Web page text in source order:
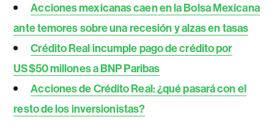
Acciones mexicanas caen en la Bolsa Mexicana
ante temores sobre una recesión y alzas en tasas
Crédito Real incumple pago de crédito por
US$50 millones a BNP Paribas
Acciones de Crédito Real: ¿qué pasará con el
resto de los inversionistas?